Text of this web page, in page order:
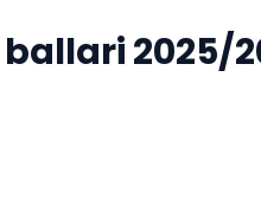
2025/